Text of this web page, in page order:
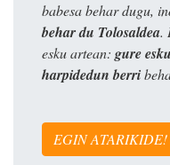
babesa behar dugu,
behar du Tolosaldea.
esku artean: gure
harpidedun berri
EGIN ATARIKIDE!